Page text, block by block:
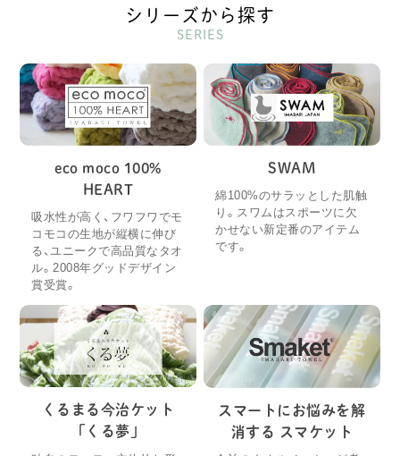
シリーズから探す
SERIES
eco moco 100%
HEART
吸水性が高く、フワフワでモ
コモコの生地が縦横に伸び
る、ユニークで高品質なタオ
ル。2008年グッドデザイン
賞受賞。
SWAM
綿100%のサラッとした肌触
り。スワムはスポーツに欠
かせない新定番のアイテム
です。
くるまる今治ケット
「くる夢」
スマートにお悩みを解
消する スマケット